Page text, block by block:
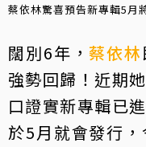
蔡依林驚喜預告新專輯5月
闊別6年，蔡依林
強勢回歸！近期
口證實新專輯已
於5月就會發行